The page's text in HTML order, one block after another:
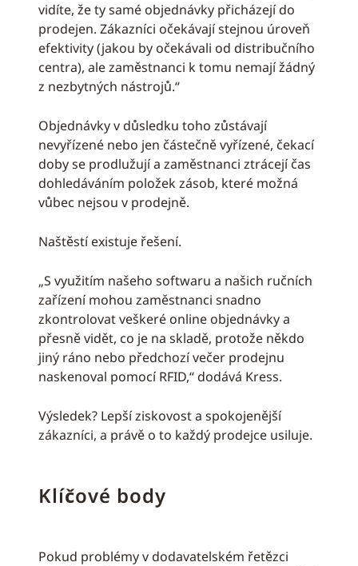
vidíte, že ty samé objednávky přicházejí do
prodejen. Zákazníci očekávají stejnou úroveň
efektivity (jakou by očekávali od distribučního
centra), ale zaměstnanci k tomu nemají žádný
z nezbytných nástrojů.“
Objednávky v důsledku toho zůstávají
nevyřízené nebo jen částečně vyřízené, čekací
doby se prodlužují a zaměstnanci ztrácejí čas
dohledáváním položek zásob, které možná
vůbec nejsou v prodejně.
Naštěstí existuje řešení.
„S využitím našeho softwaru a našich ručních
zařízení mohou zaměstnanci snadno
zkontrolovat veškeré online objednávky a
přesně vidět, co je na skladě, protože někdo
jiný ráno nebo předchozí večer prodejnu
naskenoval pomocí RFID,“ dodává Kress.
Výsledek? Lepší ziskovost a spokojenější
zákazníci, a právě o to každý prodejce usiluje.
Klíčové body
Pokud problémy v dodavatelském řetězci